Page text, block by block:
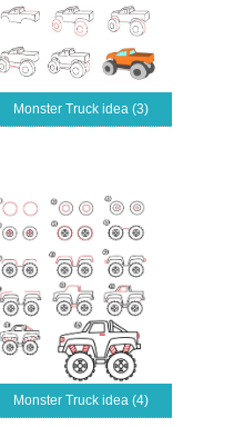
Monster Truck idea (3)
Monster Truck idea (4)